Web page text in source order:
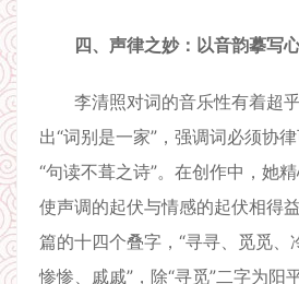
四、声律之妙：以音韵摹写
李清照对词的音乐性有着超乎
出“词别是一家”，强调词必须协
“句读不葺之诗”。在创作中，她
使声调的起伏与情感的起伏相得
篇的十四个叠字，“寻寻、觅觅、
惨惨、戚戚”，除“寻觅”二字为阳